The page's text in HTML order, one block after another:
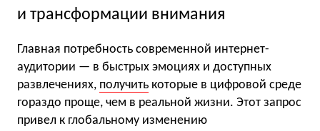
и трансформации внимания
Главная потребность современной интернет-
аудитории — в быстрых эмоциях и доступных
развлечениях, получить которые в цифровой среде
гораздо проще, чем в реальной жизни. Этот запрос
привел к глобальному изменению